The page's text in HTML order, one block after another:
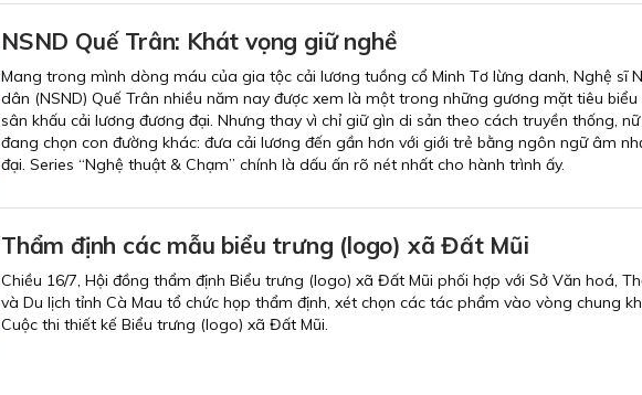
NSND Quế Trân: Khát vọng giữ nghề
Mang trong mình dòng máu của gia tộc cải lương tuồng cổ Minh Tơ lừng danh, Nghệ sĩ
dân (NSND) Quế Trân nhiều năm nay được xem là một trong những gương mặt tiêu biểu
sân khấu cải lương đương đại. Nhưng thay vì chỉ giữ gìn di sản theo cách truyền thống,
đang chọn con đường khác: đưa cải lương đến gần hơn với giới trẻ bằng ngôn ngữ âm
đại. Series “Nghệ thuật & Chạm” chính là dấu ấn rõ nét nhất cho hành trình ấy.
Thẩm định các mẫu biểu trưng (logo) xã Đất Mũi
Chiều 16/7, Hội đồng thẩm định Biểu trưng (logo) xã Đất Mũi phối hợp với Sở Văn hoá,
và Du lịch tỉnh Cà Mau tổ chức họp thẩm định, xét chọn các tác phẩm vào vòng chung
Cuộc thi thiết kế Biểu trưng (logo) xã Đất Mũi.